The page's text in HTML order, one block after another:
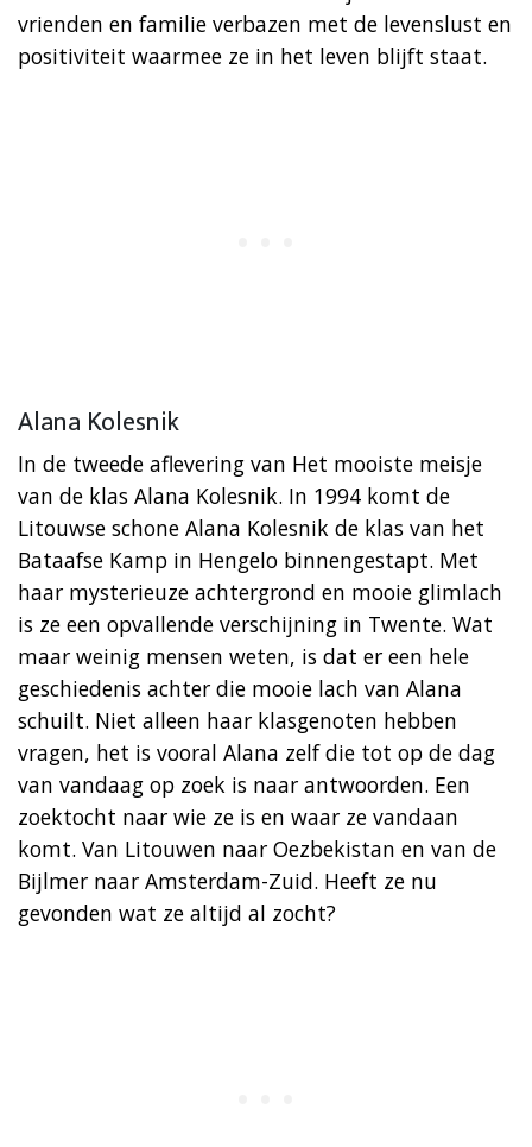
vrienden en familie verbazen met de levenslust en
positiviteit waarmee ze in het leven blijft staat.
Alana Kolesnik
In de tweede aflevering van Het mooiste meisje
van de klas Alana Kolesnik. In 1994 komt de
Litouwse schone Alana Kolesnik de klas van het
Bataafse Kamp in Hengelo binnengestapt. Met
haar mysterieuze achtergrond en mooie glimlach
is ze een opvallende verschijning in Twente. Wat
maar weinig mensen weten, is dat er een hele
geschiedenis achter die mooie lach van Alana
schuilt. Niet alleen haar klasgenoten hebben
vragen, het is vooral Alana zelf die tot op de dag
van vandaag op zoek is naar antwoorden. Een
zoektocht naar wie ze is en waar ze vandaan
komt. Van Litouwen naar Oezbekistan en van de
Bijlmer naar Amsterdam-Zuid. Heeft ze nu
gevonden wat ze altijd al zocht?